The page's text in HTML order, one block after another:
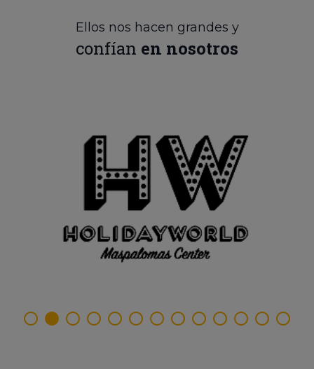
Ellos nos hacen grandes y
confían en nosotros